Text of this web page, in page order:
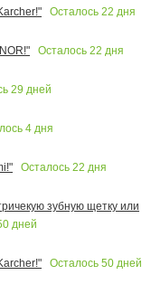
Осталось 22 дня
Осталось 22 дня
29 дней
4 дня
Осталось 22 дня
зубную щетку или
дней
Осталось 50 дней